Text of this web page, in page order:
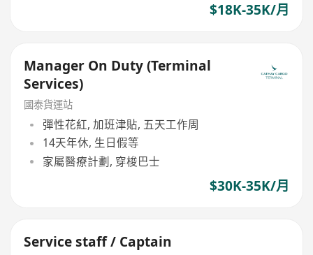
$18K-35K/月
Manager On Duty (Terminal
Services)
國泰貨運站
彈性花紅, 加班津貼, 五天工作周
14天年休, 生日假等
家屬醫療計劃, 穿梭巴士
$30K-35K/月
Service staff / Captain